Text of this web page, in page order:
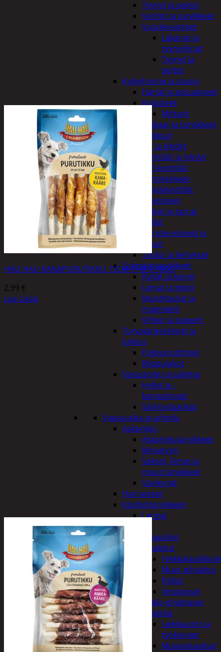
Tyynyt ja peitot
Verhot ja tarvikkeet
Vuodevaatteet
Lakanat ja
tyynynlinat
Tyynyt ja
peitot
Kylpyhuone ja sauna
Harjat ja pesuaineet
Kalusteet
Mittarit
Kiukaat ja tarvikkeet
Tuoksut
Kynttilät ja lyhdyt
Kynttilät ja lyhdyt
Led-kynttilät
Lyhtytelineet
Pöytäkynttilät
Sisustusesineet
Kalvot ja tarrat
Kellot
Koriste-esineet ja
kasvit
Taulut ja kehykset
Toimistotarvikkeet
Kynät ja kumit
Liimat ja teipit
Muistitaulut ja
magneetit
Vihkot ja paperit
Turvajärjestelmät ja
lukitus
Palovaroittimet
Riippulukot
Varastointi ja säilytys
Hyllyt ja -
kannattimet
Säilytyslaatikot
Vapaa-aika ja urheilu
Askartelu
Askartelutarvikkeet
Miniatyyri
Sakset, liimat ja
muut tarvikkeet
Värikynät
Harrasteet
Käsityötarvikkeet
Langat
Lelut
Ilmapallot
Pihalelut
Muut pihalelut
Pallot
Vesipyssyt
Radio-ohjattavat
Sisälelut
Leikkiautot ja
työkoneet
Muovailuvahat
HAU HAU KANAPURUTIKKU 13CM 11KPL 100G
2,99 €
Lue Lisää